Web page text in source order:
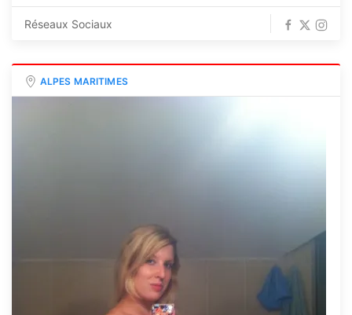
Réseaux Sociaux
ALPES MARITIMES